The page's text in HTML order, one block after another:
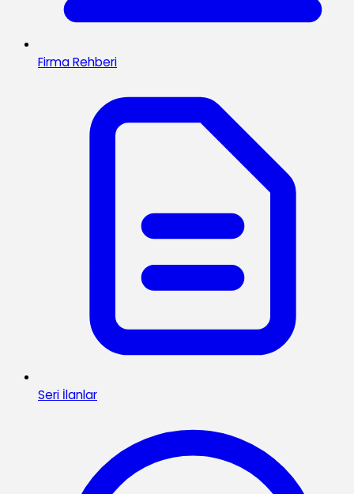
Firma Rehberi
Seri İlanlar